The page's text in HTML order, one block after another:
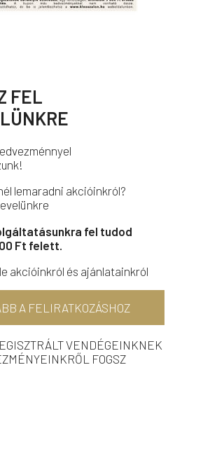
FEL
lemaradni akcióinkról?
fel tudod
Ft felett.
akcióinkról és ajánlatainkról
A FELIRATKOZÁSHOZ
VENDÉGEINKNEK
FOGSZ